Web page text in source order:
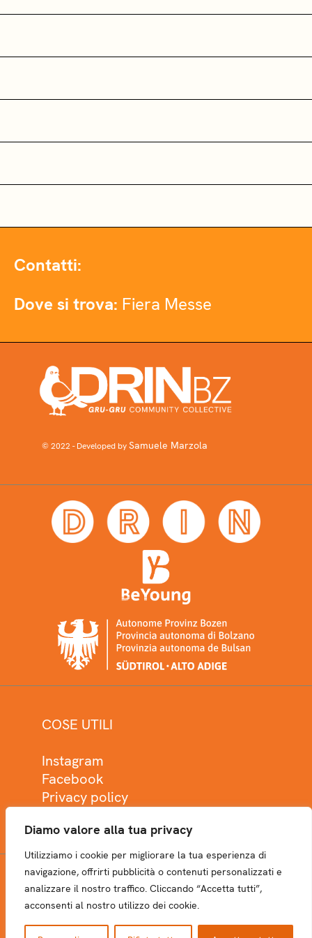
Diamo valore alla tua privacy
Utilizziamo i cookie per migliorare la tua esperienza di
navigazione, offrirti pubblicità o contenuti personalizzati e
analizzare il nostro traffico. Cliccando “Accetta tutti”,
acconsenti al nostro utilizzo dei cookie.
Contatti:
Dove si trova: Fiera Messe
© 2022 - Developed bySamuele Marzola
COSE UTILI
Instagram
Facebook
Privacy policy
NEWSLETTER